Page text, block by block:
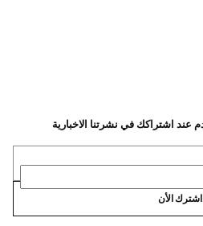
اشترك الأن